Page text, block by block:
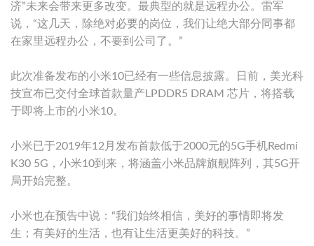
济”未来会带来更多改变。最典型的就是远程办公。雷军
说，“这几天，除绝对必要的岗位，我们让绝大部分同事都
在家里远程办公，不要到公司了。”
此次准备发布的小米10已经有一些信息披露。日前，美光科
技宣布已交付全球首款量产LPDDR5 DRAM 芯片，将搭载
于即将上市的小米10。
小米已于2019年12月发布首款低于2000元的5G手机Redmi
K30 5G，小米10到来，将涵盖小米品牌旗舰阵列，其5G开
局开始完整。
小米也在预告中说：“我们始终相信，美好的事情即将发
生；有美好的生活，也有让生活更美好的科技。”